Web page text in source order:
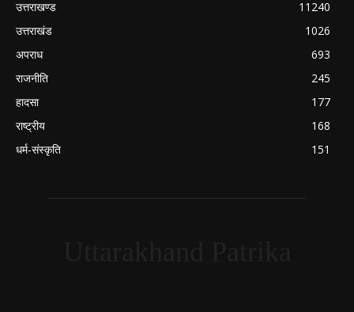
उत्तराखण्ड
11240
उत्तराखंड
1026
अपराध
693
राजनीति
245
हादसा
177
राष्ट्रीय
168
धर्म-संस्कृति
151